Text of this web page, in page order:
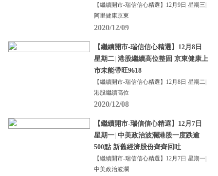
【繼續開市-瑞信信心精選】12月9日 星期三|
阿里健康京東
2020/12/09
【繼續開市-瑞信信心精選】12月8日
星期二| 港股繼續高位整固 京東健康上
市未能帶旺9618
【繼續開市-瑞信信心精選】12月8日 星期二|
港股繼續高位
2020/12/08
【繼續開市-瑞信信心精選】12月7日
星期一| 中美政治波瀾港股一度跌逾
500點 新舊經濟股份齊齊回吐
【繼續開市-瑞信信心精選】12月7日 星期一|
中美政治波瀾